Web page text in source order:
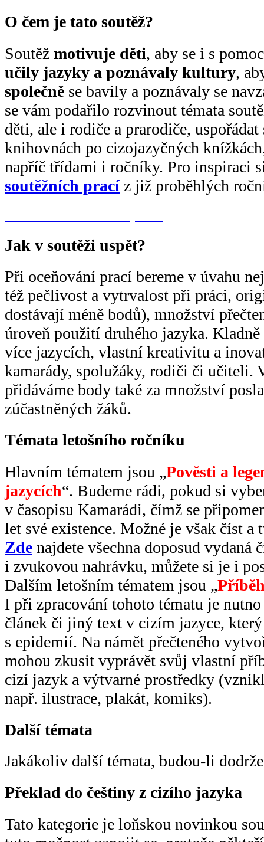
O čem je tato soutěž?
Soutěž motivuje děti, aby se i s
učily jazyky a poznávaly kultury,
společně se bavily a poznávaly se
se vám podařilo rozvinout témata
děti, ale i rodiče a prarodiče,
knihovnách po cizojazyčných
napříč třídami i ročníky. Pro inspiraci
soutěžních prací z již proběhlých
Jak v soutěži uspět?
Při oceňování prací bereme v úvahu
též pečlivost a vytrvalost při práci,
dostávají méně bodů), množství
úroveň použití druhého jazyka.
více jazycích, vlastní kreativitu a
kamarády, spolužáky, rodiči či
přidáváme body také za množství
zúčastněných žáků.
Témata letošního ročníku
Hlavním tématem jsou „Pověsti a
jazycích“. Budeme rádi, pokud si
v časopisu Kamarádi, čímž se
let své existence. Možné je však číst
Zde najdete všechna doposud vydaná
i zvukovou nahrávku, můžete si je i
Dalším letošním tématem jsou „
I při zpracování tohoto tématu je
článek či jiný text v cizím jazyce,
s epidemií. Na námět přečteného
mohou zkusit vyprávět svůj vlastní
cizí jazyk a výtvarné prostředky
např. ilustrace, plakát, komiks).
Další témata
Jakákoliv další témata, budou-li
Překlad do češtiny z cizího jazyka
Tato kategorie je loňskou novinkou